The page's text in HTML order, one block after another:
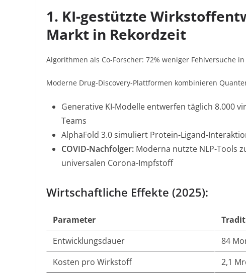
1. KI-gestützte
Markt in Rekordzeit
Algorithmen als Co-Forscher: 72% weniger Fehlversuche
Moderne Drug-Discovery-Plattformen kombinieren
Generative KI-Modelle entwerfen täglich 8.000
Teams
AlphaFold 3.0simuliert Protein-Ligand-
COVID-Nachfolger: Moderna nutzte NLP-Tools
universalen Corona-Impfstoff
Wirtschaftliche Effekte (2025):
Parameter
Entwicklungsdauer
84
Kosten pro Wirkstoff
2,1